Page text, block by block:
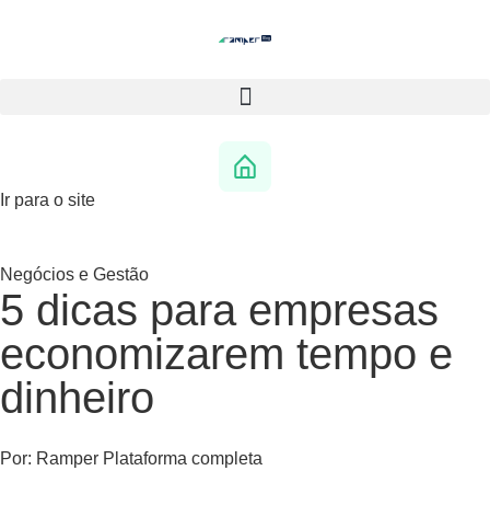
Ir para o site
Negócios e Gestão
5 dicas para empresas
economizarem tempo e
dinheiro
Por: Ramper Plataforma completa